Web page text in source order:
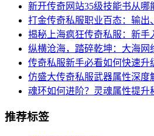
新开传奇网站35级技能书从哪
打金传奇私服职业百态：输出
揭秘上海疯狂传奇私服：新手
纵横沧海，踏碎乾坤：大海网
传奇私服新手必看如何快速升
仿盛大传奇私服武器属性深度
魂环如何进阶？灵魂属性提升
推荐标签